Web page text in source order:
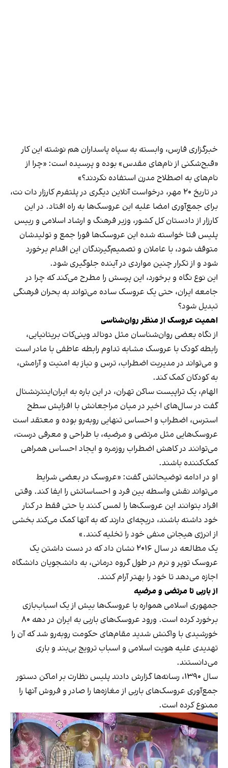
خبرگزاری فارس، وابسته به سپاه پاسداران هم نوشته این کار
«قبح‌شکنی از نام‌های مقدس» بوده و پرسیده است: «چرا از
نام‌های به اصطلاح مدرن استفاده نکردند؟»
در تاریخ ۲۰ مهر، درخواست آنلاین دیگری در پلتفرم کارزار دات نت،
برای جمع‌آوری امضا علیه این عروسک‌ها به راه افتاد. در این
کارزار از دادستان کل کشور، وزیر فرهنگ و ارشاد اسلامی و رییس
پلیس فتا خواسته شده این عروسک‌ها فورا جمع‌ و تولیدشان
متوقف شود، با عاملان و تصمیم‌گیرندگان این اقدام برخورد
شود و از تکرار چنین مواردی در آینده جلوگیری شود.
این نوع نگاه و برخورد، این پرسش را مطرح می‌کند که چرا در
جامعه‌ ایران، حتی یک عروسک ساده می‌تواند به بحران فرهنگی
تبدیل شود؟
اهمیت عروسک از منظر روان‌شناسی
از نگاه بعضی روان‌شناسان مثل دونالد وینی‌کات بریتانیایی،
رابطه‌ کودک با عروسک مشابه تداوم رابطه‌ عاطفی با مادر است
و می‌تواند در مدیریت اضطراب، ترس و نیاز به امنیت و آرامش،
به کودکان کمک کند.
الهام، یک تراپیست ساکن تهران، در این باره به ایران‌اینترنشنال
گفت در سال‌های اخیر در میان مراجعانش با افزایش سطح
استرس، اضطراب و احساس تنهایی روبه‌رو بوده و معتقد است
عروسک‌هایی مثل مرتضی و مرضیه، با طراحی و معرفی درست،
می‌توانند در کاهش اضطراب روزمره و ایجاد احساس همراهی
کمک‌کننده باشند.
او در ادامه توضیحاتش گفت: «عروسک‌ در بعضی شرایط
می‌تواند نقش واسطه‌ بین فرد و احساساتش را ایفا کند. وقتی
افراد بتوانند این عروسک‌ها را لمس کنند یا حتی فقط در کنار
خود داشته باشند، دریچه‌ای دارند که به آنها کمک می‌کند بخشی
از انرژی هیجانی منفی‌ خود را تخلیه کنند.»
یک مطالعه در سال ۲۰۱۶
نشان داد که در دست داشتن یک
عروسک توپر و نرم در طول گروه درمانی، به دانشجویان دانشگاه
اجازه می‌دهد تا خود را بهتر آرام کنند.
از باربی تا مرتضی و مرضیه
جمهوری اسلامی همواره با عروسک‌ها بیش از یک اسباب‌بازی
برخورد کرده است. ورود عروسک‌های باربی به ایران در دهه ۸۰
خورشیدی با واکنش شدید مقام‌های حکومت روبه‌رو شد که آن را
تهدیدی علیه هویت اسلامی و اسباب ترویج بی‌بند و باری
می‌دانستند.
سال ۱۳۹۰، رسانه‌ها گزارش دادند پلیس نظارت بر اماکن دستور
جمع‌آوری عروسک‌های باربی از مغازه‌ها را صادر و فروش آنها را
ممنوع کرده است.